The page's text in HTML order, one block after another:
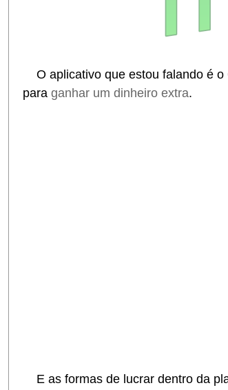
O aplicativo que estou falando é o
para ganhar um dinheiro extra.
E as formas de lucrar dentro da